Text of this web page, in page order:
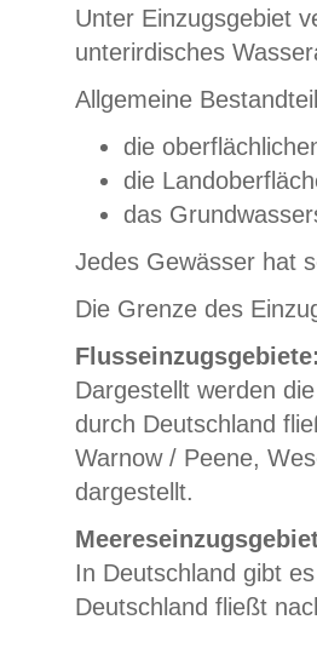
Unter Einzugsgebiet
unterirdisches
Allgemeine
die
die
das
Jedes Gewässer hat
Die Grenze des
Dargestellt werden
durch Deutschland
Warnow / Peene,
dargestellt.
In Deutschland gibt
Deutschland fließt